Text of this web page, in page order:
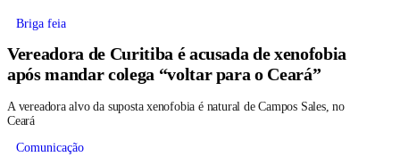
Briga feia
Vereadora de Curitiba é acusada de xenofobia
após mandar colega “voltar para o Ceará”
A vereadora alvo da suposta xenofobia é natural de Campos Sales, no
Ceará
Comunicação